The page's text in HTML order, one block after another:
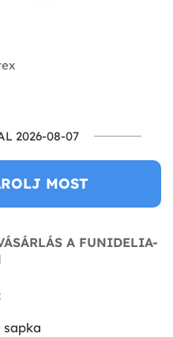
2026-08-07
MOST
A FUNIDELIA-
sapka